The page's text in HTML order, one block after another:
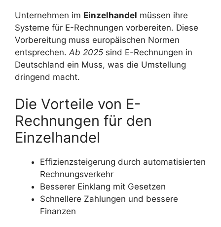
Unternehmen im Einzelhandel müssen ihre
Systeme für E-Rechnungen vorbereiten. Diese
Vorbereitung muss europäischen Normen
entsprechen. Ab 2025 sind E-Rechnungen in
Deutschland ein Muss, was die Umstellung
dringend macht.
Die Vorteile von E-
Rechnungen für den
Einzelhandel
Effizienzsteigerung durch automatisierten
Rechnungsverkehr
Besserer Einklang mit Gesetzen
Schnellere Zahlungen und bessere
Finanzen